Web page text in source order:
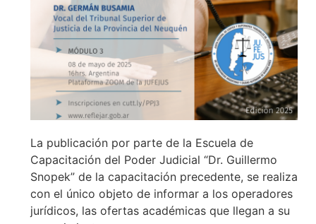
La publicación por parte de la Escuela de
Capacitación del Poder Judicial “Dr. Guillermo
Snopek” de la capacitación precedente, se realiza
con el único objeto de informar a los operadores
jurídicos, las ofertas académicas que llegan a su